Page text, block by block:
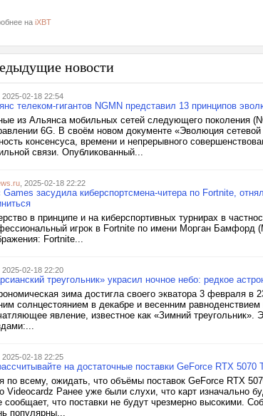
на iXBT
новости
2025-02-18 22:54
телеком-гигантов NGMN представил 13 принципов
из Альянса мобильных сетей следующего поколения
6G. В своём новом документе «Эволюция
консенсуса, времени и непрерывного
связи. Опубликованный...
, 2025-02-18 22:22
Games засудила киберспортсмена-читера по Fortnite,
в принципе и на киберспортивных турнирах в
игрок в Fortnite по имени Морган Бамфорд
Fortnite...
2025-02-18 22:20
треугольник» украсил ночное небо: редкое
зима достигла своего экватора 3 февраля
солнцестоянием в декабре и весенним
явление, известное как «Зимний треугольник».
2025-02-18 22:25
на достаточные поставки GeForce RTX 5070
по всему, ожидать, что объёмы поставок GeForce RTX
Videocardz Ранее уже были слухи, что карт изначально
сообщает, что поставки не будут чрезмерно высокими.
популярны...